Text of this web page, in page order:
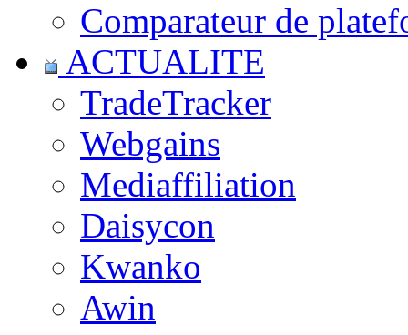
Comparateur de
ACTUALITE
TradeTracker
Webgains
Mediaffiliation
Daisycon
Kwanko
Awin